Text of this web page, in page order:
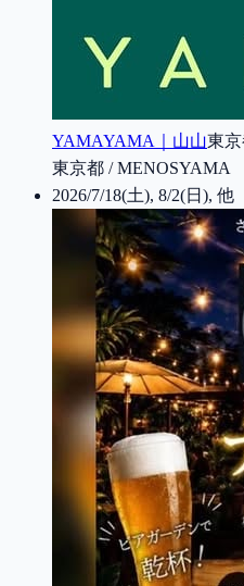
YAMAYAMA｜山山東
東京都 / MENOSYAMA
2026/7/18(土), 8/2(日), 他